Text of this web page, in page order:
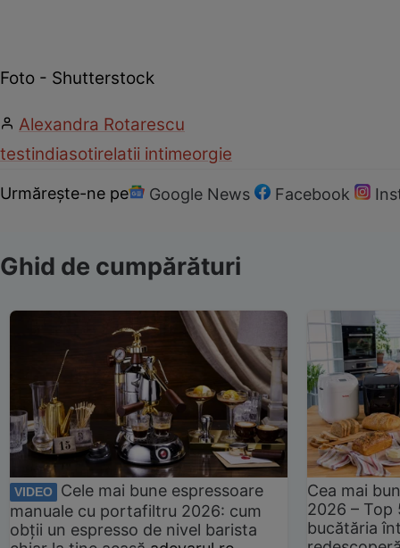
Foto - Shutterstock
Alexandra Rotarescu
testindiasotirelatii intimeorgie
Urmărește-ne pe Google News Facebook
Ghid de cumpărături
VIDEO
Cele mai bune espressoare
manuale cu portafiltru 2026: cum
obții un espresso de nivel barista
Cea mai
2026 –
bucătăria